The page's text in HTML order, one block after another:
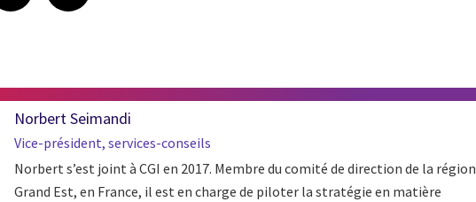
Norbert Seimandi
Vice-président, services-conseils
Norbert s’est joint à CGI en 2017. Membre du comité de direction de la région
Grand Est, en France, il est en charge de piloter la stratégie en matière